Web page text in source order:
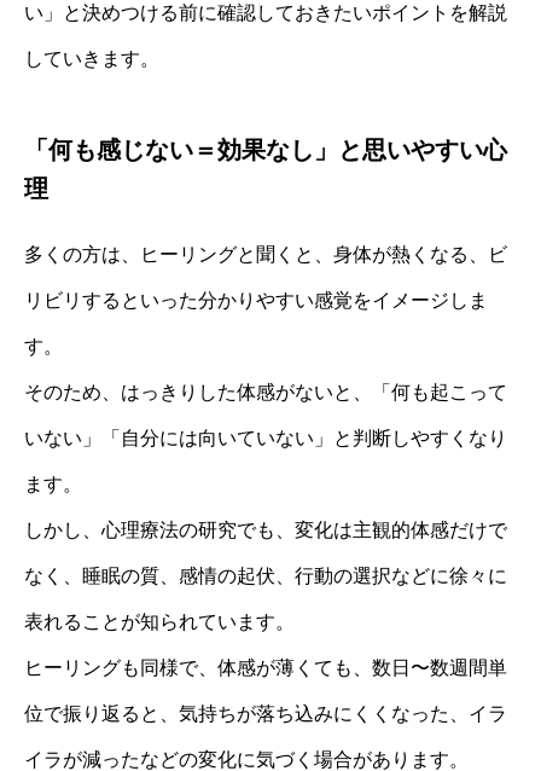
い」と決めつける前に確認しておきたいポイントを解説
していきます。
「何も感じない＝効果なし」と思いやすい心
理
多くの方は、ヒーリングと聞くと、身体が熱くなる、ビ
リビリするといった分かりやすい感覚をイメージしま
す。
そのため、はっきりした体感がないと、「何も起こって
いない」「自分には向いていない」と判断しやすくなり
ます。
しかし、心理療法の研究でも、変化は主観的体感だけで
なく、睡眠の質、感情の起伏、行動の選択などに徐々に
表れることが知られています。
ヒーリングも同様で、体感が薄くても、数日〜数週間単
位で振り返ると、気持ちが落ち込みにくくなった、イラ
イラが減ったなどの変化に気づく場合があります。